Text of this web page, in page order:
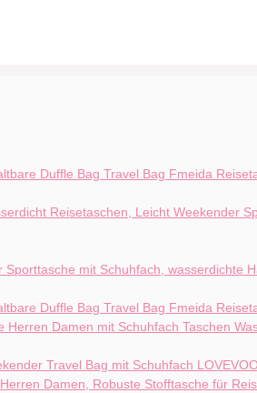
Fmeida
Fmeida